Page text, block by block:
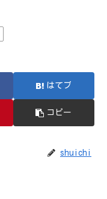
はてブ
コピー
shuichi